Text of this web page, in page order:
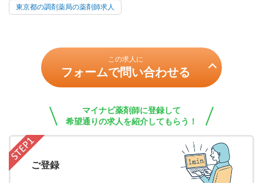
東京都の調剤薬局の薬剤師求人
この求人に
フォームで問い合わせる
マイナビ薬剤師に登録して
希望通りの求人を紹介してもらう！
ご登録